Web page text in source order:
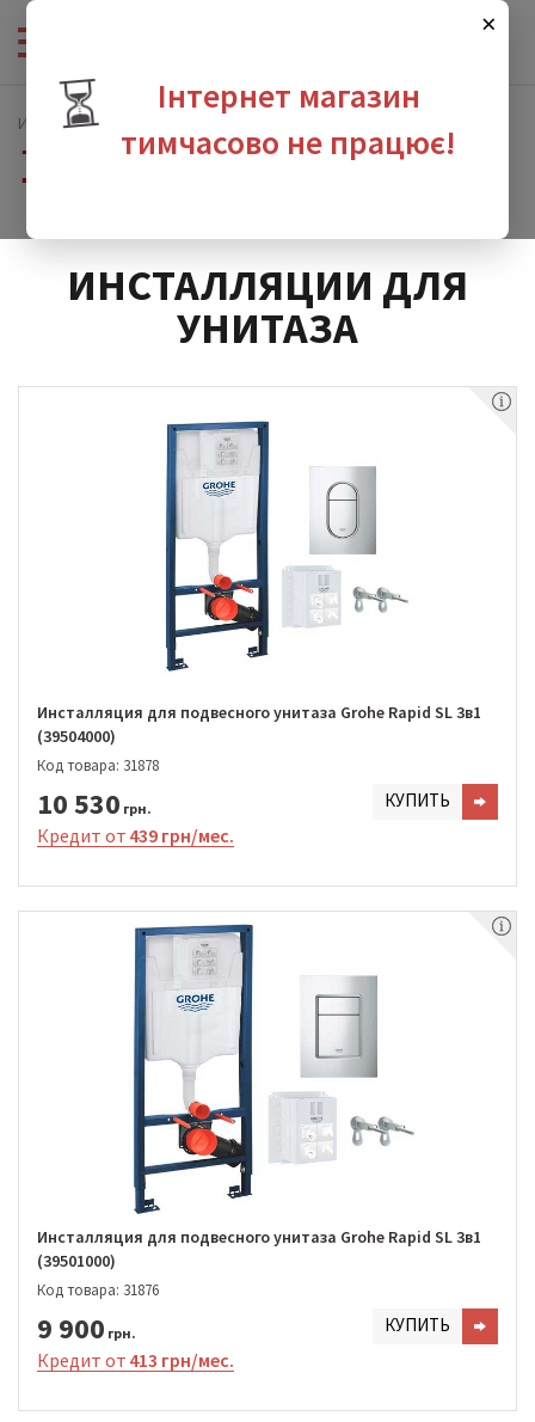
×
⏳
Інтернет магазин
тимчасово не працює!
Интернет-магазин сантехники
Инсталляционные системы и принадлежности
ИНСТАЛЛЯЦИИ ДЛЯ
УНИТАЗА
Инсталляция для подвесного унитаза Grohe Rapid SL 3в1
(39504000)
Код товара: 31878
10 530 грн. КУПИТЬ
Кредит от 439 грн/мес.
Инсталляция для подвесного унитаза Grohe Rapid SL 3в1
(39501000)
Код товара: 31876
9 900 грн. КУПИТЬ
Кредит от 413 грн/мес.